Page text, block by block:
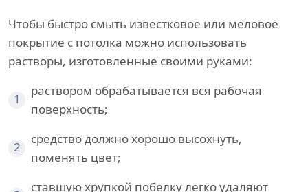
Чтобы быстро смыть известковое или меловое
покрытие с потолка можно использовать
растворы, изготовленные своими руками:
1
раствором обрабатывается вся рабочая
поверхность;
2
средство должно хорошо высохнуть,
поменять цвет;
ставшую хрупкой побелку легко удаляют